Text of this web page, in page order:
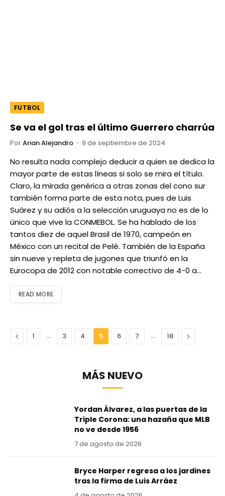
FUTBOL
Se va el gol tras el último Guerrero charrúa
PorArian Alejandro 9 de septiembre de 2024
No resulta nada complejo deducir a quien se dedica la
mayor parte de estas líneas si solo se mira el título.
Claro, la mirada genérica a otras zonas del cono sur
también forma parte de esta nota, pues de Luis
Suárez y su adiós a la selección uruguaya no es de lo
único que vive la CONMEBOL. Se ha hablado de los
tantos diez de aquel Brasil de 1970, campeón en
México con un recital de Pelé. También de la España
sin nueve y repleta de jugones que triunfó en la
Eurocopa de 2012 con notable correctivo de 4-0 a…
READ MORE
Anterior
1 … 3 4 5 6 7 … 18 Next
MÁS NUEVO
Yordan Álvarez, a las puertas de la
Triple Corona: una hazaña que MLB
no ve desde 1956
7 de agosto de 2026
Bryce Harper regresa a los jardines
tras la firma de Luis Arráez